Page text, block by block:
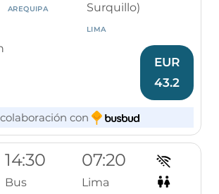
AREQUIPA
Surquillo)
LIMA
EUR
43.2
con
14:30
Bus
07:20
Lima